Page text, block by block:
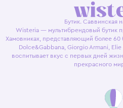
Бутик. Саввинская
Wisteria — мультибрендовый бутик
Хамовниках, представляющий более
Dolce&Gabbana, Giorgio Armani,
воспитывает вкус с первых дней
прекрасного